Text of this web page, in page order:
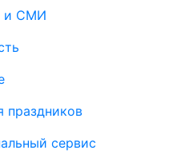
и СМИ
праздников
сервис